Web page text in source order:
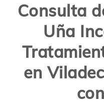
Consulta
Uña
en